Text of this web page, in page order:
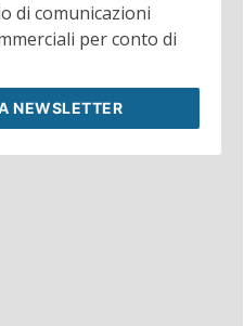
di comunicazioni
per conto di
NEWSLETTER